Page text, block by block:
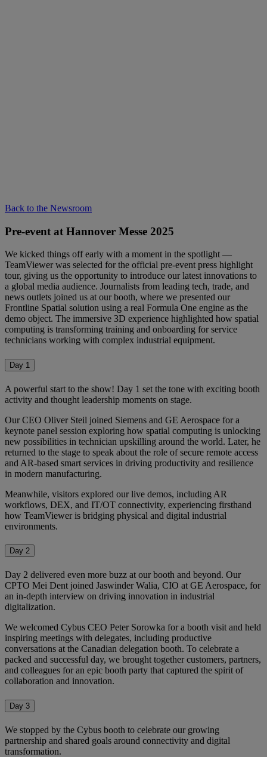
Back to the Newsroom
Pre-event at Hannover Messe 2025
We kicked things off early with a moment in the spotlight —
TeamViewer was selected for the official pre-event press highlight
tour, giving us the opportunity to introduce our latest innovations to
a global media audience. Journalists from leading tech, trade, and
news outlets joined us at our booth, where we presented our
Frontline Spatial solution using a real Formula One engine as the
demo object. The immersive 3D experience highlighted how spatial
computing is transforming training and onboarding for service
technicians working with complex industrial equipment.
Day 1
A powerful start to the show! Day 1 set the tone with exciting booth
activity and thought leadership moments on stage.
Our CEO Oliver Steil joined Siemens and GE Aerospace for a
keynote panel session exploring how spatial computing is unlocking
new possibilities in technician upskilling around the world. Later, he
returned to the stage to speak about the role of secure remote access
and AR-based smart services in driving productivity and resilience
in modern manufacturing.
Meanwhile, visitors explored our live demos, including AR
workflows, DEX, and IT/OT connectivity, experiencing firsthand
how TeamViewer is bridging physical and digital industrial
environments.
Day 2
Day 2 delivered even more buzz at our booth and beyond. Our
CPTO Mei Dent joined Jaswinder Walia, CIO at GE Aerospace, for
an in-depth interview on driving innovation in industrial
digitalization.
We welcomed Cybus CEO Peter Sorowka for a booth visit and held
inspiring meetings with delegates, including productive
conversations at the Canadian delegation booth. To celebrate a
packed and successful day, we brought together customers, partners,
and colleagues for an epic booth party that captured the spirit of
collaboration and innovation.
Day 3
We stopped by the Cybus booth to celebrate our growing
partnership and shared goals around connectivity and digital
transformation.